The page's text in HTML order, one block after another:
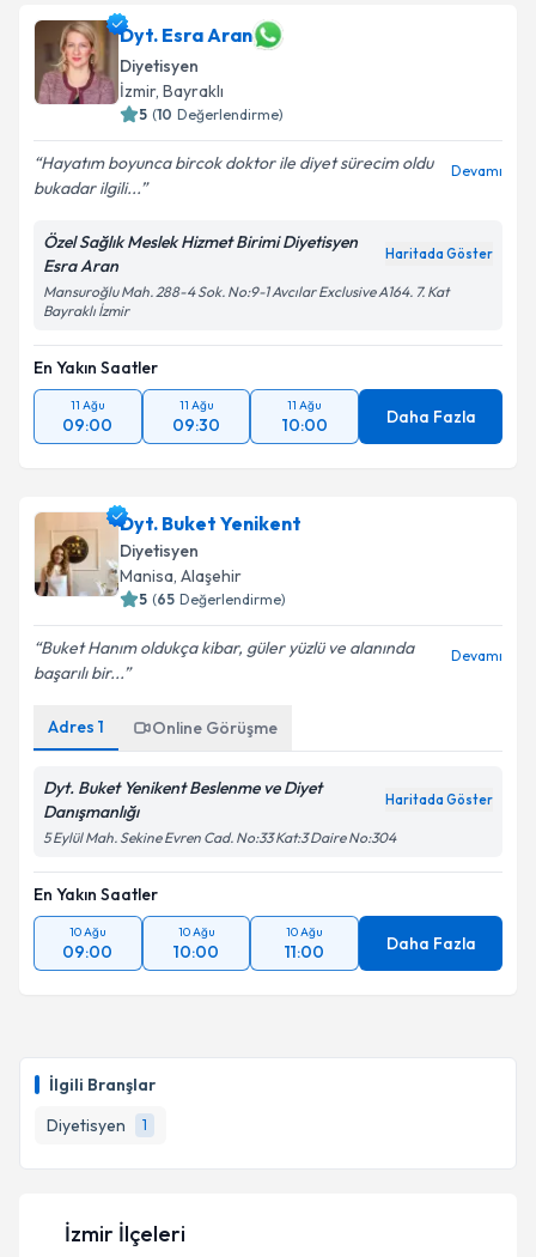
İlgili Branşlar
Diyetisyen
1
Dyt. Esra Aran
Diyetisyen
İzmir, Bayraklı
5 (10 Değerlendirme)
Hayatım boyunca bircok doktor ile diyet sürecim oldu
bukadar ilgili...
Devamı
Özel Sağlık Meslek Hizmet Birimi Diyetisyen
Esra Aran
Haritada Göster
Mansuroğlu Mah. 288-4 Sok. No:9-1 Avcılar Exclusive A164. 7. Kat
Bayraklı İzmir
En Yakın Saatler
11 Ağu
09:00
11 Ağu
09:30
11 Ağu
10:00 Daha Fazla
Dyt. Buket Yenikent
Diyetisyen
Manisa, Alaşehir
5 (65 Değerlendirme)
Buket Hanım oldukça kibar, güler yüzlü ve alanında
başarılı bir...
Devamı
Adres 1 Online Görüşme
Dyt. Buket Yenikent Beslenme ve Diyet
Danışmanlığı
Haritada Göster
5 Eylül Mah. Sekine Evren Cad. No:33 Kat:3 Daire No:304
En Yakın Saatler
10 Ağu
09:00
10 Ağu
10:00
10 Ağu
11:00 Daha Fazla
İzmir İlçeleri